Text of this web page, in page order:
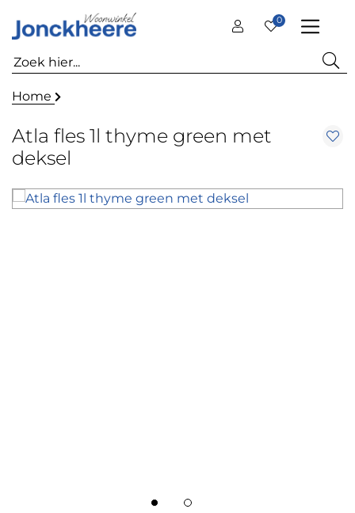
0
Home
Atla fles 1l thyme green met
deksel